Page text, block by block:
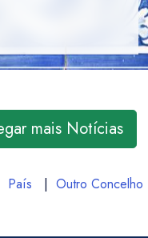
mais Notícias
País | Outro Concelho